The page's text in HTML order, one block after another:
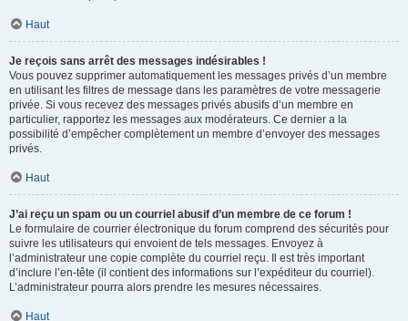
Haut
Je reçois sans arrêt des messages indésirables !
Vous pouvez supprimer automatiquement les messages privés d’un membre
en utilisant les filtres de message dans les paramètres de votre messagerie
privée. Si vous recevez des messages privés abusifs d’un membre en
particulier, rapportez les messages aux modérateurs. Ce dernier a la
possibilité d’empêcher complètement un membre d’envoyer des messages
privés.
Haut
J’ai reçu un spam ou un courriel abusif d’un membre de ce forum !
Le formulaire de courrier électronique du forum comprend des sécurités pour
suivre les utilisateurs qui envoient de tels messages. Envoyez à
l’administrateur une copie complète du courriel reçu. Il est très important
d’inclure l’en-tête (il contient des informations sur l’expéditeur du courriel).
L’administrateur pourra alors prendre les mesures nécessaires.
Haut